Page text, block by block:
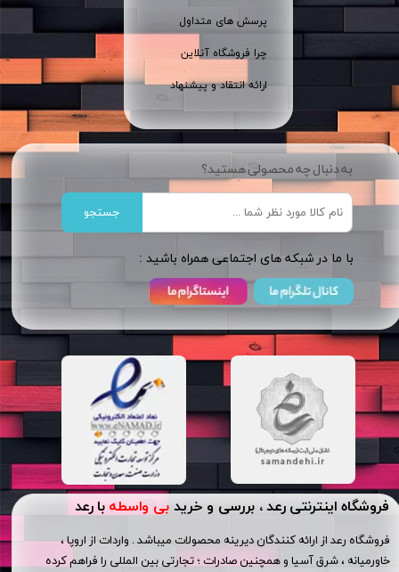
فروشگاه اینترنتی رعد ، بررسی و خرید بی واسطه با رعد
فروشگاه رعد از ارائه کنندگان دیرینه محصولات میباشد . واردات از اروپا ،
خاورمیانه ، شرق آسیا و همچنین صادرات ؛ تجارتی بین المللی را فراهم کرده
پرسش های متداول
چرا فروشگاه آنلاین
ارائه انتقاد و پیشنهاد
به دنبال چه محصولی هستید؟
جستجو
​​با ما در شبکه های اجتماعی همراه باشید :